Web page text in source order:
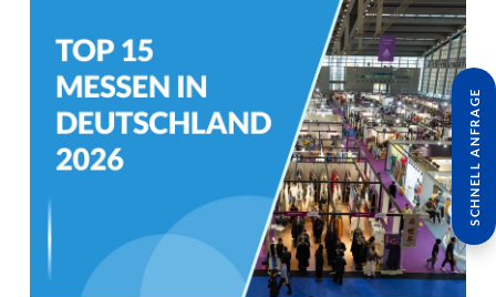
SCHNELL ANFRAGE